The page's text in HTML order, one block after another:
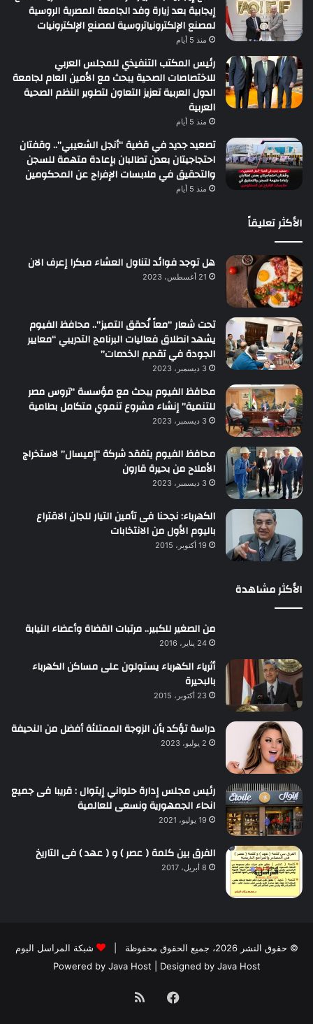
إيجابية بعد زيارة وفد الجامعة المصرية الروسية
لمصنع الإلكترونياتروسية لمصنع الإلكترونيات
منذ 5 أيام
رئيس المكتب التنفيذي للمجلس العربي
للاختصاصات الصحية يبحث مع الأمين العام لجامعة
الدول العربية تعزيز التعاون لتطوير النظم الصحية
العربية
منذ 5 أيام
تصعيد جديد في قضية “أنجل الشعيبي”.. وقفتان
احتجاجيتان بعدن تطالبان بإعادة متهمة للسجن
والتحقيق في ملابسات الإفراج عن المحكومين
منذ 5 أيام
الأكثر تعليقاً
هل توجد فوائد لتناول العشاء مبكرا إعرف الان
21 أغسطس، 2023
تحت شعار “معاً نُحقق التميز”.. محافظ الفيوم
يشهد انطلاق فعاليات البرنامج التدريبي “معايير
الجودة في تقديم الخدمات”
3 ديسمبر، 2023
محافظ الفيوم يبحث مع مؤسسة “تروس مصر
للتنمية” إنشاء مشروع تنموي متكامل بطامية
3 ديسمبر، 2023
محافظ الفيوم يتفقد شركة “إميسال” لاستخراج
الأملاح من بحيرة قارون
3 ديسمبر، 2023
الكهرباء: نجحنا فى تأمين التيار للجان الاقتراع
باليوم الأول من الانتخابات
19 أكتوبر، 2015
الأكثر مشاهدة
من الصغير للكبير.. مرتبات القضاة وأعضاء النيابة
24 يناير، 2016
أثرياء الكهرباء يستولون على مساكن الكهرباء
بالبحيرة
23 أكتوبر، 2015
دراسة تؤكد بأن الزوجة الممتلئة أفضل من النحيفة
2 يوليو، 2023
رئيس مجلس إدارة حلواني إيتوال : قريبا فى جميع
انحاء الجمهورية ونسعى للعالمية
19 يوليو، 2021
الفرق بين كلمة ( عصر ) و ( عهد ) فى التاريخ
8 أبريل، 2017
© حقوق النشر 2026، جميع الحقوق محفوظة |
شبكة المراسل اليوم
Powered by Java Host | Designed by Java Host
فيسبوكملخص